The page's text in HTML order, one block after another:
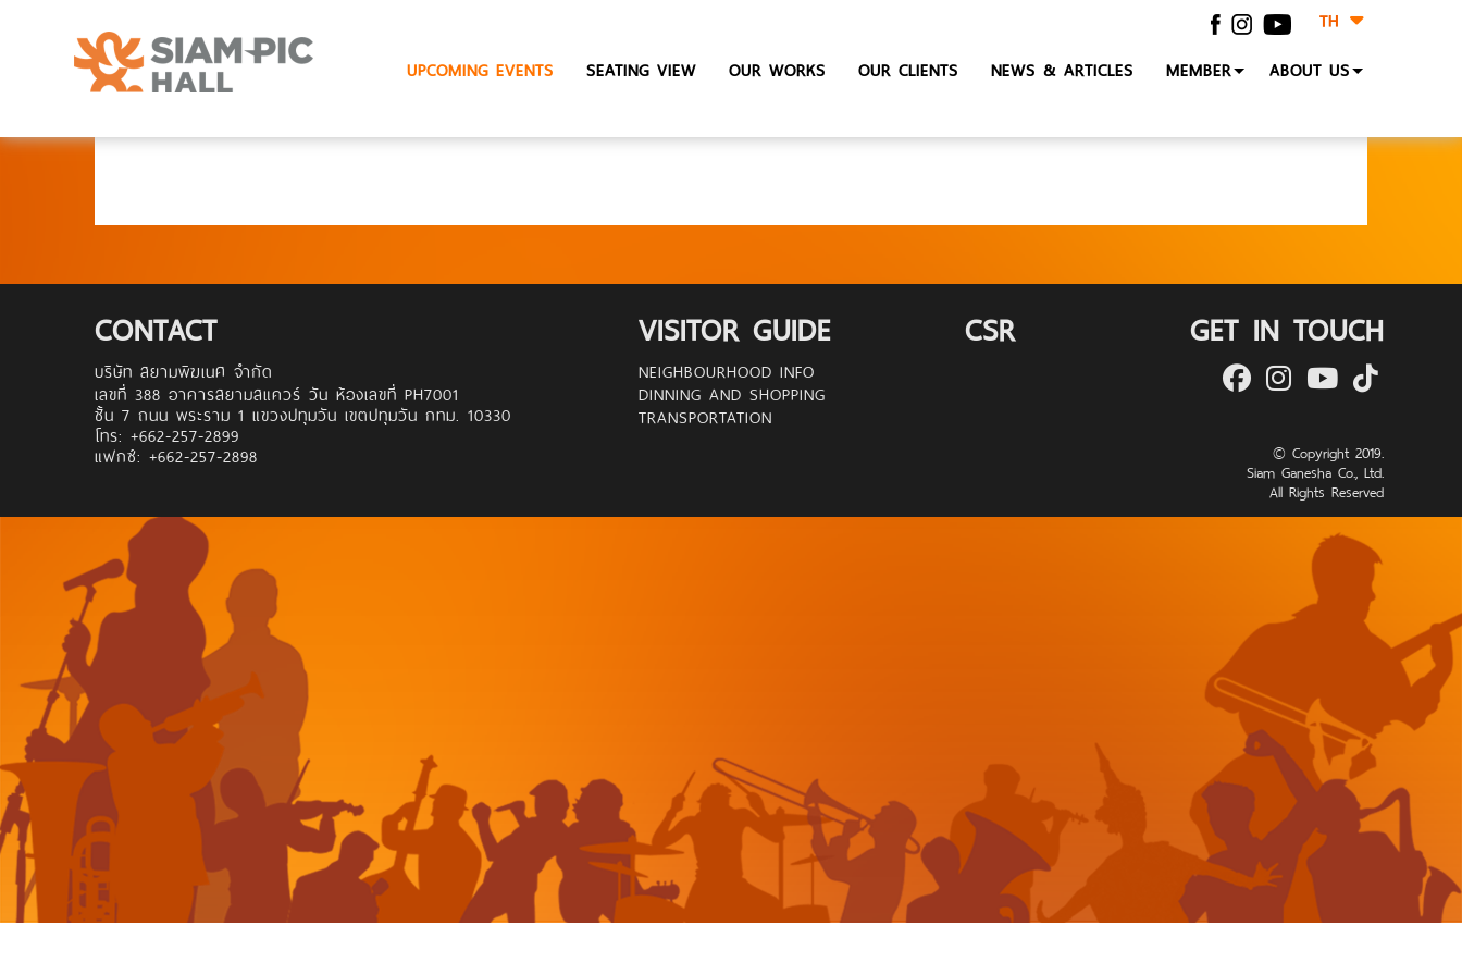
UPCOMING EVENTS SEATING VIEW OUR WORKS OUR CLIENTS NEWS & ARTICLES MEMBER ABOUT US
TH
CONTACT
บริษัท สยามพิฆเนศ จำกัด
เลขที่ 388 อาคารสยามสแควร์ วัน ห้องเลขที่ PH7001
ชั้น 7 ถนน พระราม 1 แขวงปทุมวัน เขตปทุมวัน กทม. 10330
โทร: +662-257-2899
แฟกซ์: +662-257-2898
VISITOR GUIDE
NEIGHBOURHOOD INFO
DINNING AND SHOPPING
TRANSPORTATION
CSR GET IN TOUCH
© Copyright 2019.
Siam Ganesha Co., Ltd.
All Rights Reserved